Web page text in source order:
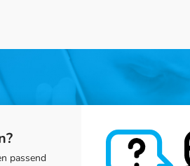
passend